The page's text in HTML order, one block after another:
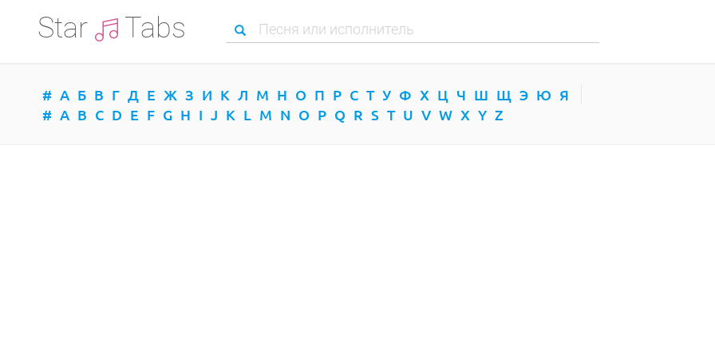
Star Tabs
# А Б В Г Д Е Ж З И К Л М Н О П Р С Т У Ф Х Ц Ч Ш Щ Э Ю Я
# A B C D E F G H I J K L M N O P Q R S T U V W X Y Z